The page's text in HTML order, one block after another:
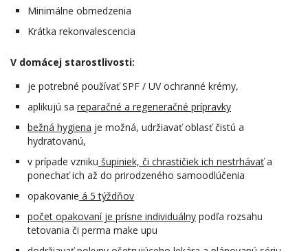
Minimálne obmedzenia
Krátka rekonvalescencia
V domácej starostlivosti:
je potrebné používať SPF / UV ochranné krémy,
aplikujú sa reparačné a regeneračné prípravky
bežná hygiena je možná, udržiavať oblasť čistú a
hydratovanú,
v prípade vzniku šupiniek, či chrastičiek ich nestrhávaťa
ponechať ich až do prirodzeného samoodlúčenia
opakovanie á 5 týždňov
počet opakovaní je prísne individuálny podľa rozsahu
tetovania či perma make upu